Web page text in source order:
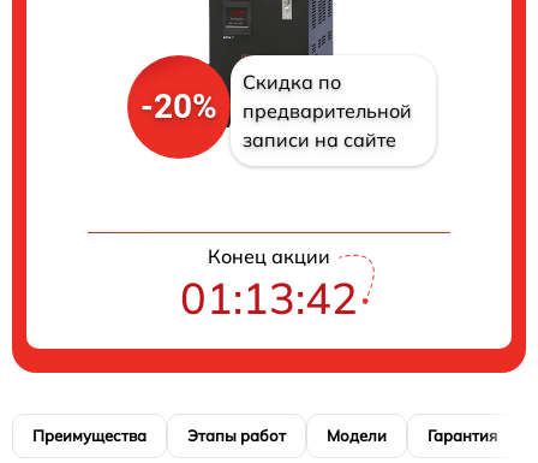
-20%
Скидка по
предварительной
записи на сайте
Конец акции
01:13:41
Преимущества Этапы работ Модели Гарантия